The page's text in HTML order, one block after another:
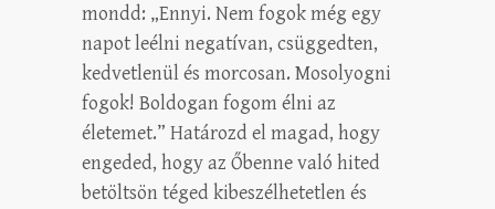
mondd: „Ennyi. Nem fogok még egy
napot leélni negatívan, csüggedten,
kedvetlenül és morcosan. Mosolyogni
fogok! Boldogan fogom élni az
életemet.” Határozd el magad, hogy
engeded, hogy az Őbenne való hited
betöltsön téged kibeszélhetetlen és